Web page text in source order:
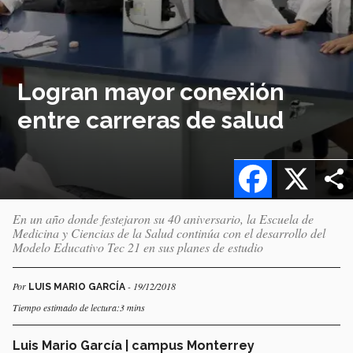
Logran mayor conexión
entre carreras de salud
X
Facebook
En un año donde festejaron su 40 aniversario, la Escuela de
Medicina y Ciencias de la Salud continúa con el desarrollo del
Modelo Educativo Tec 21 en sus planes de estudio
Por LUIS MARIO GARCÍA - 19/12/2018
Tiempo estimado de lectura:3 mins
Luis Mario García | campus Monterrey